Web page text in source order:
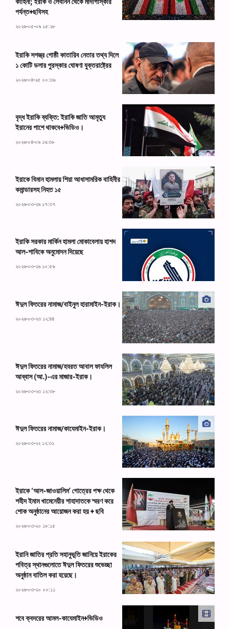
পর্যন্ত+ছবিসহ
২০২৬-০৫-০৯ ১৫:২৮
ইরাকি সশস্ত্র গোষ্ঠী কাতায়িব নেতার তথ্য দিলে
১ কোটি ডলার পুরস্কার ঘোষণা যুক্তরাষ্ট্রের
২০২৬-০৪-২৫ ০০:৩৬
বৃদ্ধ ইরাকি ব্যক্তি: ইরাকি জাতি আমৃত্যু
ইরানের পাশে থাকবে+ভিডিও।
২০২৬-০৪-০৯ ১৯:৩৮
ইরাকে বিমান হামলায় শিয়া আধাসামরিক বাহিনীর
কমান্ডারসহ নিহত ১৫
২০২৬-০৩-২৯ ১৭:৩৭
ইরাকি সরকার মার্কিন হামলা মোকাবেলায় হাশদ
আল-শাবিকে অনুমোদন দিয়েছে
২০২৬-০৩-২৬ ১০:৫৬
ঈদুল ফিতরের নামাজ/বাইনুল হারামাইন-ইরাক।
২০২৬-০৩-২৩ ১২:৪৪
ঈদুল ফিতরের নামাজ/হযরত আবাল ফাযলিল
আব্বাস (আ.)-এর মাজার-ইরাক।
২০২৬-০৩-২৩ ১২:৩৮
ঈদুল ফিতরের নামাজ/কাযেমাইন-ইরাক।
২০২৬-০৩-২২ ১২:৩১
ইরাকে ‘আল-জাওয়ালিম’ গোত্রের পক্ষ থেকে
শহীদ ইমাম খামেনেয়ীর শাহাদাতকে স্মরণ করে
শোক অনুষ্ঠানের আয়োজন করা হয় + ছবি
২০২৬-০৩-২০ ১৮:১৫
ইরানি জাতির প্রতি সহানুভূতি জানিয়ে ইরাকের
পবিত্র স্থানগুলোতে ঈদুল ফিতরের শুভেচ্ছা
অনুষ্ঠান বাতিল করা হয়েছে।
২০২৬-০৩-২০ ০০:১১
শবে ক্বদরের আমল-কাযেমাইন+ভিডিও